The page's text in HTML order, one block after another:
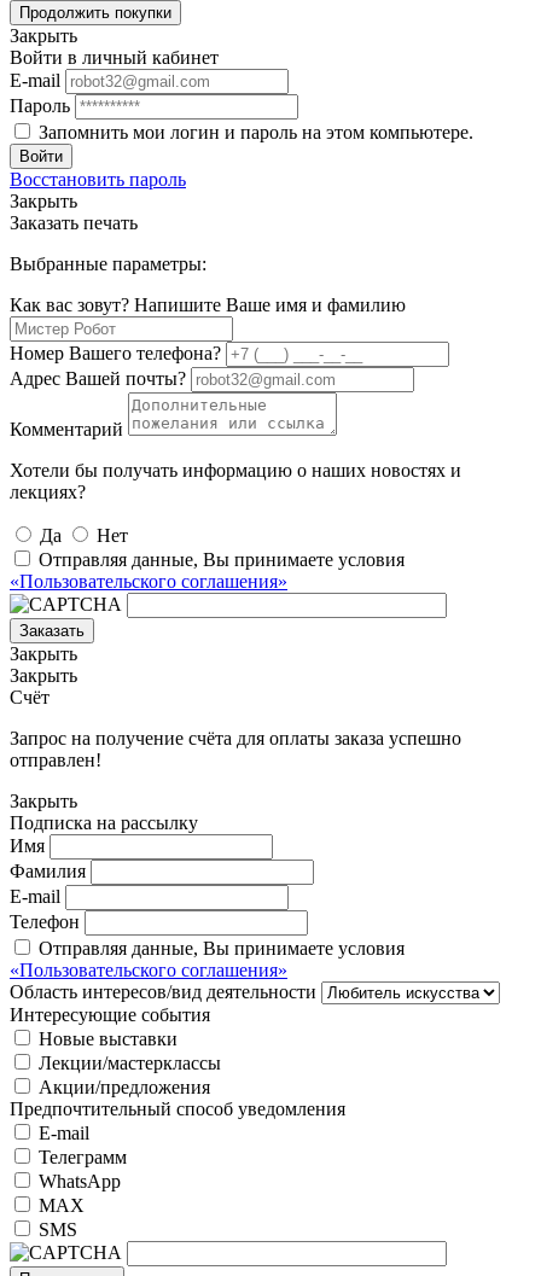
Продолжить покупки
Закрыть
Войти в личный кабинет
E-mail
Пароль
Запомнить мои логин и пароль на этом компьютере.
Войти
Восстановить пароль
Закрыть
Заказать печать
Выбранные параметры:
Как вас зовут? Напишите Ваше имя и фамилию
Номер Вашего телефона?
Адрес Вашей почты?
Комментарий
Хотели бы получать информацию о наших новостях и
лекциях?
Да
Нет
Отправляя данные, Вы принимаете условия
«Пользовательского соглашения»
Заказать
Закрыть
Закрыть
Счёт
Запрос на получение счёта для оплаты заказа успешно
отправлен!
Закрыть
Подписка на рассылку
Имя
Фамилия
E-mail
Телефон
Отправляя данные, Вы принимаете условия
«Пользовательского соглашения»
Область интересов/вид деятельности
Интересующие события
Новые выставки
Лекции/мастерклассы
Акции/предложения
Предпочтительный способ уведомления
E-mail
Телеграмм
WhatsApp
MAX
SMS